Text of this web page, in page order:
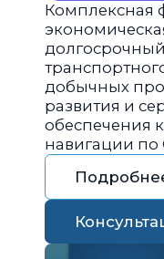
Комплексная
добычных
развития и
обеспечения
навигации